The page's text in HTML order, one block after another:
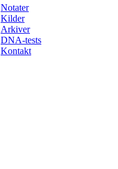
Notater
Kilder
Arkiver
DNA-tests
Kontakt